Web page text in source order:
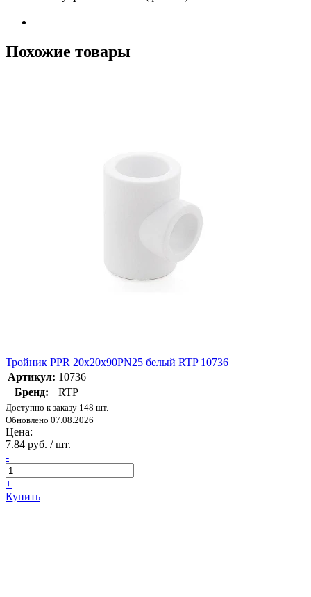
Похожие товары
Тройник PPR 20х20х90PN25 белый RTP 10736
Артикул: 10736
Бренд:
RTP
Доступно к заказу 148 шт.
Обновлено 07.08.2026
Цена:
7.84 руб. / шт.
-
+
Купить